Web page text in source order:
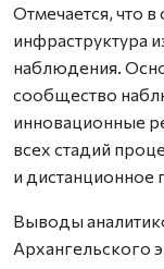
Отмечается, что
инфраструктура
наблюдения.
сообщество
инновационные
всех стадий
и дистанционное
Выводы
Архангельского